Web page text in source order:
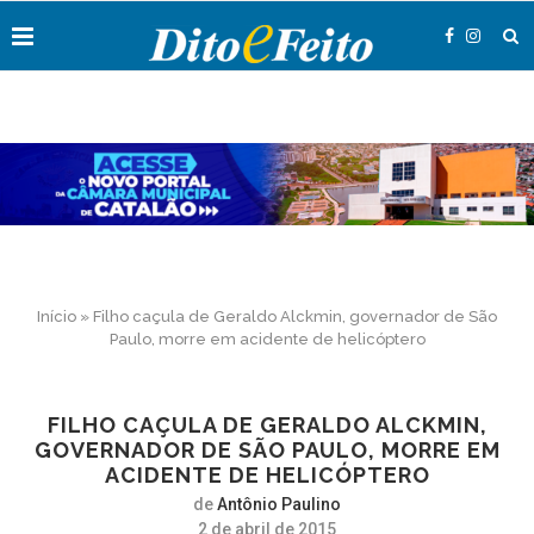
Início » Filho caçula de Geraldo Alckmin, governador de São
Paulo, morre em acidente de helicóptero
FILHO CAÇULA DE GERALDO ALCKMIN,
GOVERNADOR DE SÃO PAULO, MORRE EM
ACIDENTE DE HELICÓPTERO
deAntônio Paulino
2 de abril de 2015